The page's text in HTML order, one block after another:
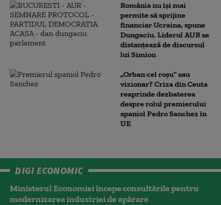
România nu își mai
permite să sprijine
financiar Ucraina, spune
Dungaciu. Liderul AUR se
distanțează de discursul
lui Simion
„Orban cel roșu” sau
vizionar? Criza din Ceuta
reaprinde dezbaterea
despre rolul premierului
spaniol Pedro Sanchez în
UE
DIGI ECONOMIC
Ministerul Economiei începe consultările pentru
modernizarea industriei de apărare